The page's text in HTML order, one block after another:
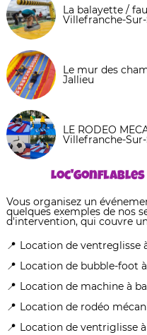
La balayette /
Villefranche-
Le mur des
Jallieu
LE RODEO
Villefranche-
Loc'Gonflables
Vous organisez un
quelques exemples de nos
d'intervention, qui couvre
Location de ventreglisse
Location de bubble-foot
Location de machine à
Location de rodéo
Location de ventriglisse